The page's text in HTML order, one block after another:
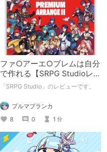
ファ○アーエ○ブレムは自分
で作れる【SRPG Studioレビ
ュー】
「SRPG Studio」のレビューです。
プルマブランカ
8
0 1 分